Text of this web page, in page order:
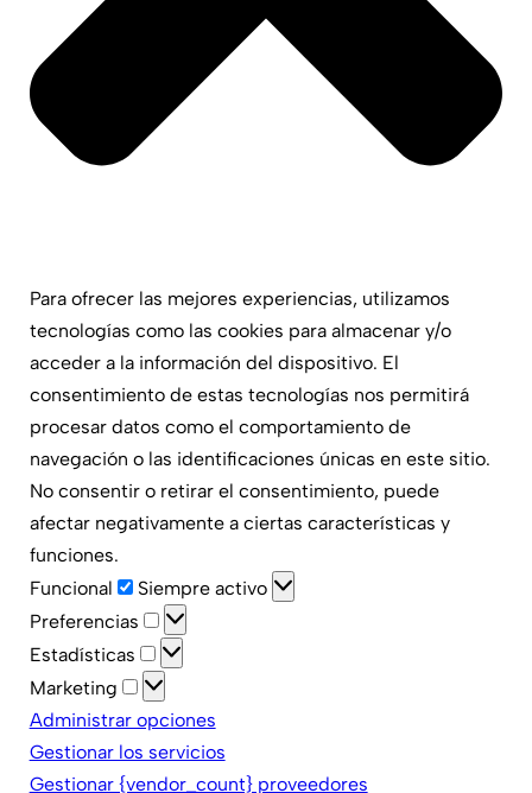
Para ofrecer las mejores experiencias, utilizamos
tecnologías como las cookies para almacenar y/o
acceder a la información del dispositivo. El
consentimiento de estas tecnologías nos permitirá
procesar datos como el comportamiento de
navegación o las identificaciones únicas en este sitio.
No consentir o retirar el consentimiento, puede
afectar negativamente a ciertas características y
funciones.
Funcional
Siempre activo
Preferencias
Estadísticas
Marketing
Administrar opciones
Gestionar los servicios
Gestionar {vendor_count} proveedores